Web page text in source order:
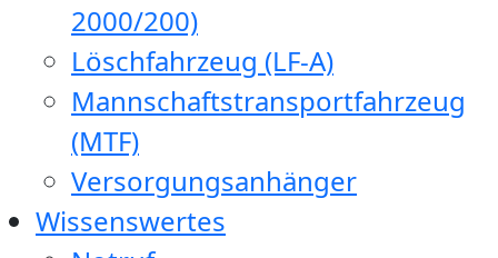
2000/200)
Löschfahrzeug (LF-A)
Mannschaftstransportfahrzeug
(MTF)
Versorgungsanhänger
Wissenswertes